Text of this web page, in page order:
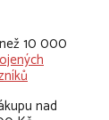
10 000
nad